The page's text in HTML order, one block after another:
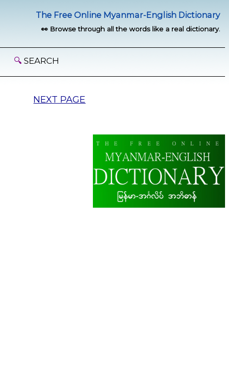
The Free Online Myanmar-English Dictionary
👀 Browse through all the words like a real dictionary.
🔍 SEARCH
NEXT PAGE